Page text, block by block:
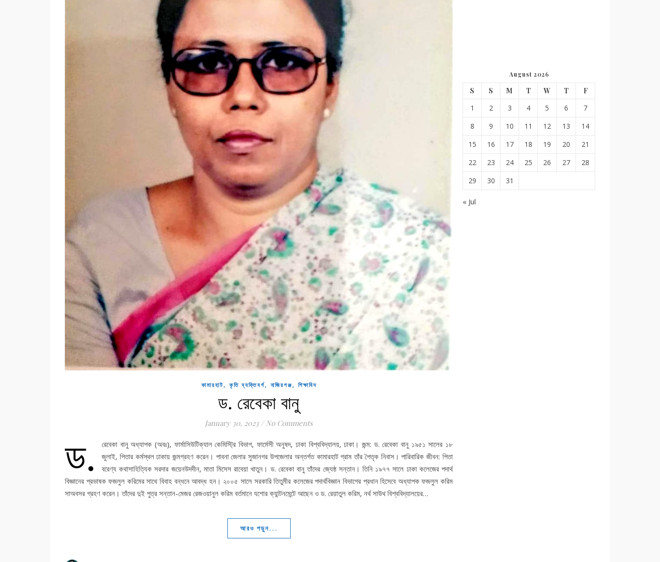
কামারহাট, কৃতি ব্যক্তিবর্গ, নাজিরগঞ্জ, শিক্ষাবিদ
ড. রেবেকা বানু
January 30, 2023 / No Comments
ড.
রেবেকা বানু অধ্যাপক (অবঃ), ফার্মাসিউটিক্যাল কেমিস্ট্রি বিভাগ, ফার্মেসী অনুষদ, ঢাকা বিশ্ববিদ্যালয়, ঢাকা। জন্ম: ড. রেবেকা বানু ১৯৫১ সালের ১৮
জুলাই, পিতার কর্মস্থল ঢাকায় জন্মগ্রহণ করেন। পাবনা জেলার সুজানগর উপজেলার অন্তর্গত কামারহাট গ্রাম তাঁর পৈতৃক নিবাস। পারিবারিক জীবন: পিতা
বরেণ্য কথাসাহিত্যিক সরদার জয়েনউদদীন, মাতা মিসেস রাবেয়া খাতুন। ড. রেবেকা বানু তাঁদের জ্যেষ্ঠ সন্তান। তিনি ১৯৭৭ সালে ঢাকা কলেজের পদার্থ
বিজ্ঞানের প্রভাষক ফজলুল করিমের সাথে বিবাহ বন্ধনে আবদ্ধ হন। ২০০৫ সালে সরকারি তিতুমীর কলেজের পদার্থবিজ্ঞান বিভাগের প্রধান হিসেবে অধ্যাপক ফজলুল করিম
সাঅবসর গ্রহণ করেন। তাঁদের দুই পুত্র সন্তান-মেজর রেজওয়ানুল করিম বর্তমানে যশোর ক্যান্টনমেন্টে আছেন ও ড. রেয়াতুল করিম, নর্থ সাউথ বিশ্ববিদ্যালয়ের…
আরও পড়ুন...
August 2026
S S M T W T
F
1
2 3 4 5 6
7
8
9 10 11 12 13
14
15
16 17 18 19 20
21
22
23 24 25 26 27
28
29
30 31
« Jul